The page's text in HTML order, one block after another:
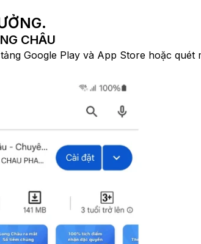
CHÂU
Google Play và App Store hoặc quét